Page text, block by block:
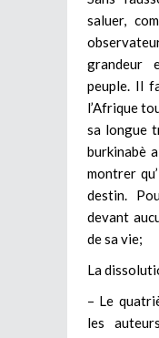
saluer,
grandeur
peuple. Il
l’Afrique
sa longue
burkinabè
montrer
destin.
devant
de sa vie;
La
– Le
les